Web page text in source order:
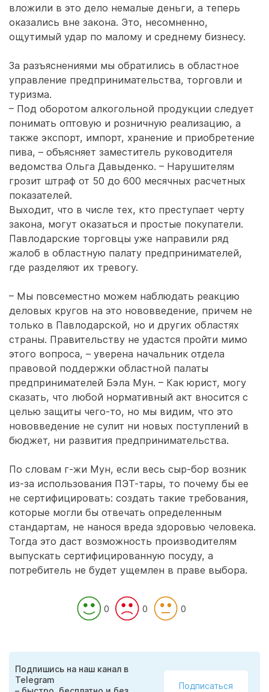
вложили в это дело немалые деньги, а теперь
оказались вне закона. Это, несомненно,
ощутимый удар по малому и среднему бизнесу.
За разъяснениями мы обратились в областное
управление предпринимательства, торговли и
туризма.
– Под оборотом алкогольной продукции следует
понимать оптовую и розничную реализацию, а
также экспорт, импорт, хранение и приобретение
пива, – объясняет заместитель руководителя
ведомства Ольга Давыденко. – Нарушителям
грозит штраф от 50 до 600 месячных расчетных
показателей.
Выходит, что в числе тех, кто преступает черту
закона, могут оказаться и простые покупатели.
Павлодарские торговцы уже направили ряд
жалоб в областную палату предпринимателей,
где разделяют их тревогу.
– Мы повсеместно можем наблюдать реакцию
деловых кругов на это нововведение, причем не
только в Павлодарской, но и других областях
страны. Правительству не удастся пройти мимо
этого вопроса, – уверена начальник отдела
правовой поддержки областной палаты
предпринимателей Бэла Мун. – Как юрист, могу
сказать, что любой нормативный акт вносится с
целью защиты чего-то, но мы видим, что это
нововведение не сулит ни новых поступлений в
бюджет, ни развития предпринимательства.
По словам г-жи Мун, если весь сыр-бор возник
из-за использования ПЭТ-тары, то почему бы ее
не сертифицировать: создать такие требования,
которые могли бы отвечать определенным
стандартам, не нанося вреда здоровью человека.
Тогда это даст возможность производителям
выпускать сертифицированную посуду, а
потребитель не будет ущемлен в праве выбора.
0 0 0
Подпишись на наш канал в
Telegram
Подписаться